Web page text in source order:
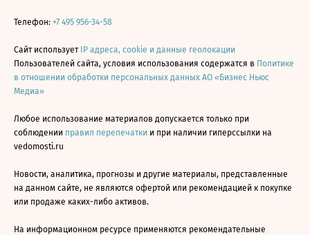
Телефон: +7 495 956-34-58
Сайт использует IP адреса, cookie и данные геолокации
Пользователей сайта, условия использования содержатся в Политике
в отношении обработки персональных данных АО «Бизнес Ньюс
Медиа»
Любое использование материалов допускается только при
соблюдении правил перепечатки и при наличии гиперссылки на
vedomosti.ru
Новости, аналитика, прогнозы и другие материалы, представленные
на данном сайте, не являются офертой или рекомендацией к покупке
или продаже каких-либо активов.
На информационном ресурсе применяются рекомендательные